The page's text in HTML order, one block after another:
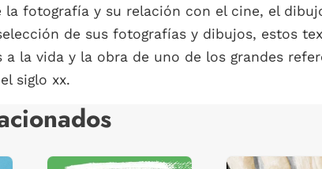
la fotografía y su relación con el cine, el
de sus fotografías y dibujos, estos
a la vida y la obra de uno de los grandes
siglo xx.